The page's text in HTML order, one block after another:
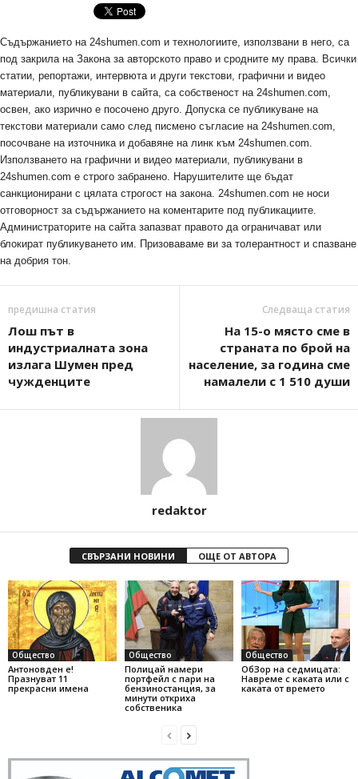
Съдържанието на 24shumen.com и технологиите, използвани в него, са
под закрила на Закона за авторското право и сродните му права. Всички
статии, репортажи, интервюта и други текстови, графични и видео
материали, публикувани в сайта, са собственост на 24shumen.com,
освен, ако изрично е посочено друго. Допуска се публикуване на
текстови материали само след писмено съгласие на 24shumen.com,
посочване на източника и добавяне на линк към 24shumen.com.
Използването на графични и видео материали, публикувани в
24shumen.com е строго забранено. Нарушителите ще бъдат
санкционирани с цялата строгост на закона. 24shumen.com не носи
отговорност за съдържанието на коментарите под публикациите.
Администраторите на сайта запазват правото да ограничават или
блокират публикуването им. Призоваваме ви за толерантност и спазване
на добрия тон.
предишна статия
Лош път в
индустриалната зона
излага Шумен пред
чужденците
Следваща статия
На 15-о място сме в
страната по брой на
население, за година сме
намалели с 1 510 души
redaktor
СВЪРЗАНИ НОВИНИ ОЩЕ ОТ АВТОРА
Общество
Антоновден е!
Празнуват 11
прекрасни имена
Общество
Полицай намери
портфейл с пари на
бензиностанция, за
минути откриха
собственика
Общество
ОбЗор на седмицата:
Навреме с каката или с
каката от времето